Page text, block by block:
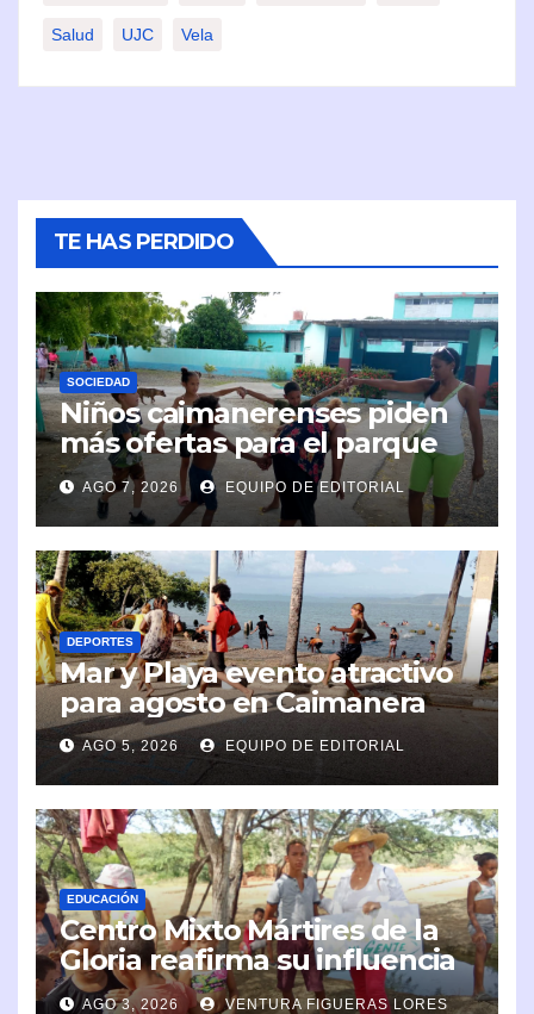
Salud UJC Vela
TE HAS PERDIDO
SOCIEDAD
Niños caimanerenses piden
más ofertas para el parque
infantil
AGO 7, 2026 EQUIPO DE EDITORIAL
DEPORTES
Mar y Playa evento atractivo
para agosto en Caimanera
AGO 5, 2026 EQUIPO DE EDITORIAL
EDUCACIÓN
Centro Mixto Mártires de la
Gloria reafirma su influencia
en la comunidad
AGO 3, 2026 VENTURA FIGUERAS LORES